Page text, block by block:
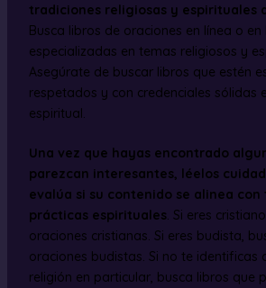
tradiciones religiosas y espirituales
Busca libros de oraciones en línea o en
especializadas en temas religiosos y
Asegúrate de buscar libros que estén
respetados y con credenciales sólidas
espiritual.
Una vez que hayas encontrado
parezcan interesantes, léelos
evalúa si su contenido se alinea con
prácticas espirituales. Si eres
oraciones cristianas. Si eres budista,
oraciones budistas. Si no te identificas
religión en particular, busca libros que